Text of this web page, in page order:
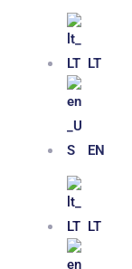
LT
EN
LT